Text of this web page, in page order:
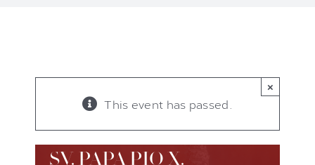
×
This event has passed.
SV. PAPA PIO X.